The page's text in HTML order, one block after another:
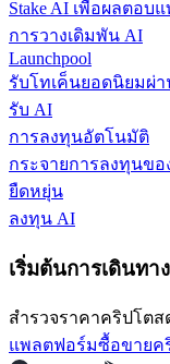
รับรางวัลการแ
การปักหลัก
ผลตอบแทนสูง
Stake AI เพื่อผลตอบ
การวางเดิมพัน AI
Launchpool
รับโทเค็นยอดนิยมผ่า
รับ AI
การลงทุนอัตโนมัติ
กระจายการลงทุนขอ
ยืดหยุ่น
ลงทุน AI
เริ่มต้นการเดินท
สำรวจราคาคริปโต
แพลตฟอร์มซื้อขายค